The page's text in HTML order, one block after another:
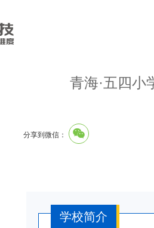
青海·五四小
分享到微信：
学校简介